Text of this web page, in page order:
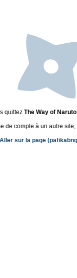
quittez The Way of Naruto
de compte à un autre
Aller sur la page